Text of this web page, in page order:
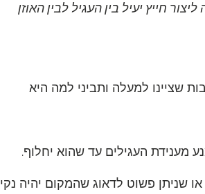
חייץ יעיל בין העגיל לבין האוזן
שציינו למעלה ותביני למה היא
מענידת העגילים עד שהוא יחלוף.
שניתן פשוט לדאוג שהמקום יהיה נקי